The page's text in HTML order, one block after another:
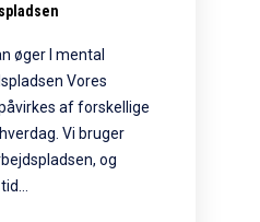
øger I mental
Vores
af forskellige
Vi bruger
og